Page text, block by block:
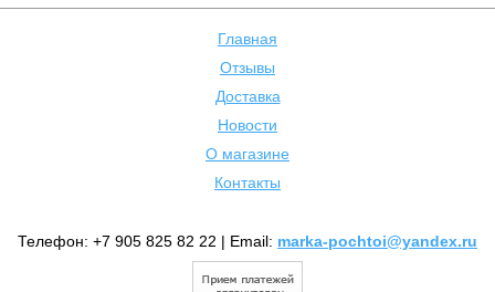
Главная
Отзывы
Доставка
Новости
О магазине
Контакты
Телефон: +7 905 825 82 22 | Email: marka-pochtoi@yandex.ru